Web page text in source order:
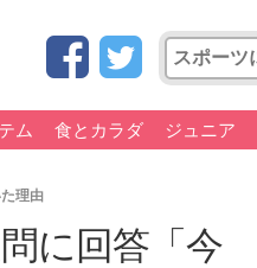
ム 食とカラダ ジュニア
理由
に回答「今